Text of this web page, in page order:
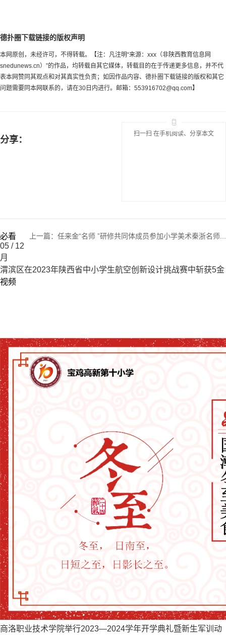
德扑圈下载链接的版权声明
本网原创，未经许可，不得转载。【注：凡注明“来源：xxx（非陕西教育信息网
snedunews.cn）”的作品，均转载自其它媒体，转载目的在于传递更多信息，并不代
表本网赞同其观点和对其真实性负责；如因作品内容、德扑圈下载链接的版权和其它
问题需要同本网联系的，请在30日内进行。邮箱： 553916702@qq.com】
分享：
扫一扫 在手机阅读、分享本文
上一篇： 任来金“名师 ”研修共同体成员参加小学美术秦浙名师...
必看
05 / 12
月
渭滨区在2023年陕西省中小学生航空创新设计挑战赛中斩获5金
视频
商洛职业技术学院举行2023—2024学年开学典礼暨新生军训动